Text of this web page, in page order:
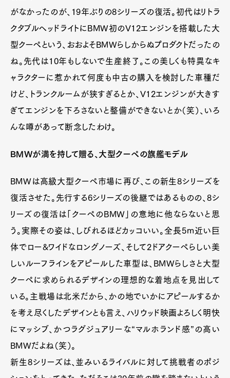
がなかったのが、19年ぶりの8シリーズの復活。初代はリトラ
クタブルヘッドライトにBMW初のV12エンジンを搭載した大
型クーペという、おおよそBMWらしからぬプロダクトだったの
ね。先代は10年もしないで生産終了。この美しくも特異なキ
ャラクターに惹かれて何度も中古の購入を検討した車種だ
けど、トランクルームが狭すぎるとか、V12エンジンが大きす
ぎてエンジンを下ろさないと整備ができないとか（笑）、いろ
んな噂があって断念したわけ。
BMWが満を持して贈る、大型クーペの旗艦モデル
BMWは高級大型クーペ市場に再び、この新生8シリーズを
復活させた。先行する6シリーズの後継ではあるものの、8シ
リーズの復活は「クーペのBMW」の意地に他ならないと思
う。実際その姿は、しびれるほどカッコいい。全長5m近い巨
体でロー&ワイドなロングノーズ、そして2ドアクーペらしい美
しいルーフラインをアピールした車型は、BMWらしさと大型
クーペに求められるデザインの理想的な着地点を見出して
いる。主戦場は北米だから、かの地でいかにアピールするか
を考え尽くしたデザインとも言え、ハリウッド映画よろしく明快
にマッシブ、かつラグジュアリーな“マルホランド感”の高い
BMWだよね（笑）。
新生8シリーズは、並みいるライバルに対して挑戦者のポジ